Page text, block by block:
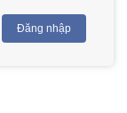
Đăng nhập